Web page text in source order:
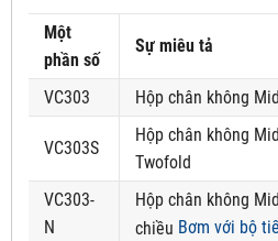
Một
phần số
Sự miêu tả
VC303 Hộp chân không
VC303S
Hộp chân không
Twofold
VC303-
N
Hộp chân không
chiều Bơm với bộ